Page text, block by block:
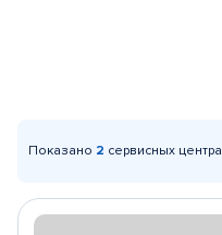
Показано 2 сервисных центра